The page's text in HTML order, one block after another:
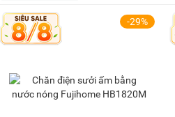
-29%